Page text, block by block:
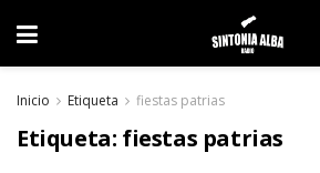
Inicio Etiqueta fiestas patrias
Etiqueta: fiestas patrias